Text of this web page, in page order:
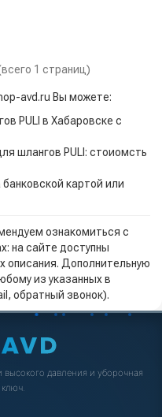
1 страниц)
avd.ru Вы можете:
PULI в Хабаровске с
шлангов PULI: стоиомсть
картой или
ознакомиться с
на сайте доступны
описания. Дополнительную
из указанных в
обратный звонок).
высокого давления и уборочная
ключ.